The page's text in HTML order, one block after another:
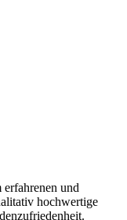
erfahrenen und
hochwertige